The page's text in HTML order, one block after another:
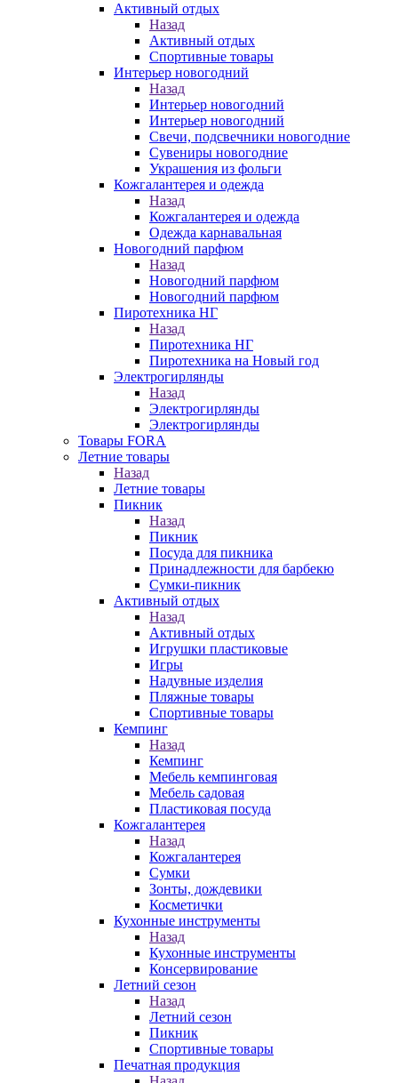
Активный отдых
Назад
Активный отдых
Спортивные товары
Интерьер новогодний
Назад
Интерьер новогодний
Интерьер новогодний
Свечи, подсвечники новогодние
Сувениры новогодние
Украшения из фольги
Кожгалантерея и одежда
Назад
Кожгалантерея и одежда
Одежда карнавальная
Новогодний парфюм
Назад
Новогодний парфюм
Новогодний парфюм
Пиротехника НГ
Назад
Пиротехника НГ
Пиротехника на Новый год
Электрогирлянды
Назад
Электрогирлянды
Электрогирлянды
Товары FORA
Летние товары
Назад
Летние товары
Пикник
Назад
Пикник
Посуда для пикника
Принадлежности для барбекю
Сумки-пикник
Активный отдых
Назад
Активный отдых
Игрушки пластиковые
Игры
Надувные изделия
Пляжные товары
Спортивные товары
Кемпинг
Назад
Кемпинг
Мебель кемпинговая
Мебель садовая
Пластиковая посуда
Кожгалантерея
Назад
Кожгалантерея
Сумки
Зонты, дождевики
Косметички
Кухонные инструменты
Назад
Кухонные инструменты
Консервирование
Летний сезон
Назад
Летний сезон
Пикник
Спортивные товары
Печатная продукция